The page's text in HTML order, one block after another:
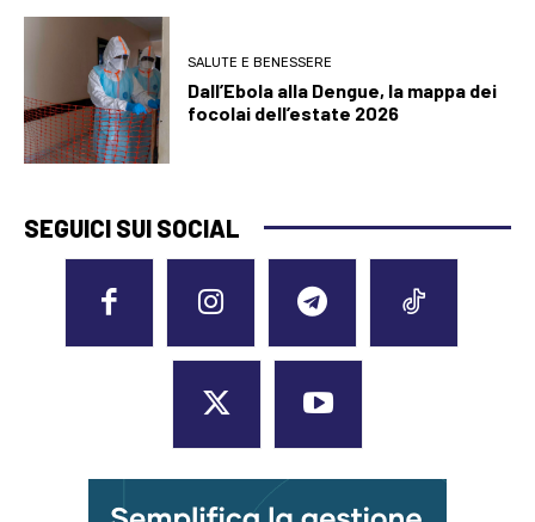
SALUTE E BENESSERE
Dall’Ebola alla Dengue, la mappa dei
focolai dell’estate 2026
SEGUICI SUI SOCIAL